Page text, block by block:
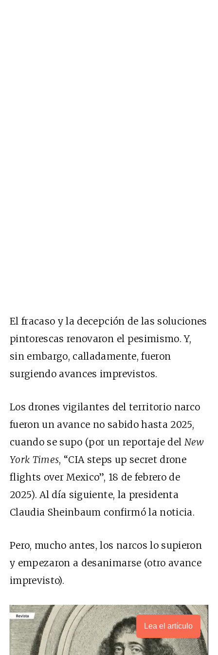
El fracaso y la decepción de las soluciones
pintorescas renovaron el pesimismo. Y,
sin embargo, calladamente, fueron
surgiendo avances imprevistos.
Los drones vigilantes del territorio narco
fueron un avance no sabido hasta 2025,
cuando se supo (por un reportaje del New
York Times, “CIA steps up secret drone
flights over Mexico”, 18 de febrero de
2025). Al día siguiente, la presidenta
Claudia Sheinbaum confirmó la noticia.
Pero, mucho antes, los narcos lo supieron
y empezaron a desanimarse (otro avance
imprevisto).
Lea el artículo